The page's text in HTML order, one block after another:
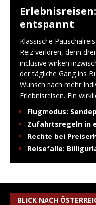
entspannt
Klassische
Reiz verloren, denn
inclusive wirken
der tägliche Gang ins
Wunsch nach mehr
Erlebnisreisen. Ein
Flugmodus:
Zufahrtsregeln in
Rechte bei
Reisefalle:
BLICK NACH